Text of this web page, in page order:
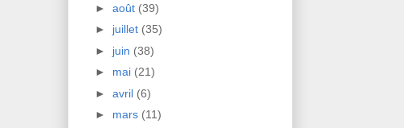
► août (39)
► juillet (35)
► juin (38)
► mai (21)
► avril (6)
► mars (11)